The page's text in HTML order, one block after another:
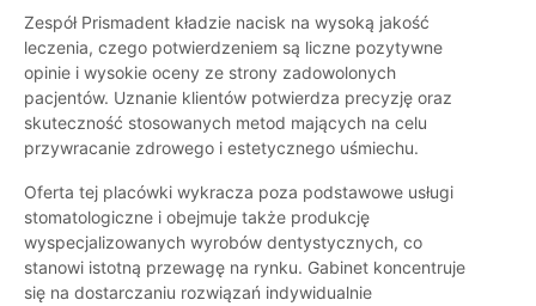
Zespół Prismadent kładzie nacisk na wysoką jakość
leczenia, czego potwierdzeniem są liczne pozytywne
opinie i wysokie oceny ze strony zadowolonych
pacjentów. Uznanie klientów potwierdza precyzję oraz
skuteczność stosowanych metod mających na celu
przywracanie zdrowego i estetycznego uśmiechu.
Oferta tej placówki wykracza poza podstawowe usługi
stomatologiczne i obejmuje także produkcję
wyspecjalizowanych wyrobów dentystycznych, co
stanowi istotną przewagę na rynku. Gabinet koncentruje
się na dostarczaniu rozwiązań indywidualnie